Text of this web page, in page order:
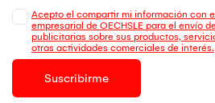
Acepto el compartir mi información con
empresarial de OECHSLE para el envío
publicitarias sobre sus productos,
otras actividades comerciales de interés.
Suscribirme